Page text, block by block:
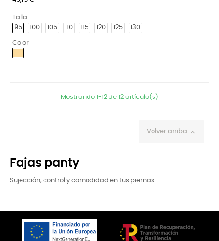
Talla
95
100 105 110 115 120 125 130
Color
Mostrando 1-12 de 12 artículo(s)
Volver arriba 
Fajas panty
Sujección, control y comodidad en tus piernas.